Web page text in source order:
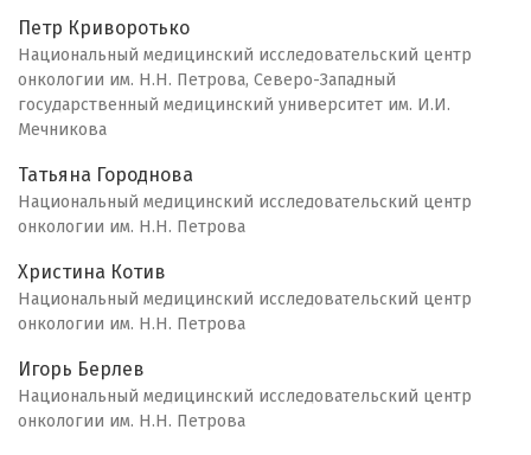
Петр Криворотько
Национальный медицинский исследовательский центр
онкологии им. Н.Н. Петрова, Северо-Западный
государственный медицинский университет им. И.И.
Мечникова
Татьяна Городнова
Национальный медицинский исследовательский центр
онкологии им. Н.Н. Петрова
Христина Котив
Национальный медицинский исследовательский центр
онкологии им. Н.Н. Петрова
Игорь Берлев
Национальный медицинский исследовательский центр
онкологии им. Н.Н. Петрова